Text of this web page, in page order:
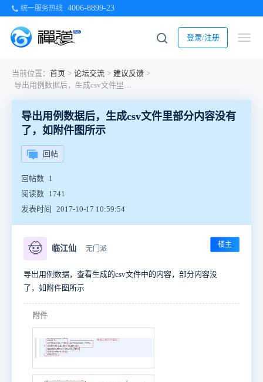
统一服务热线 4006-8899-23
登录/注册
当前位置： 首页 > 论坛交流 > 建议反馈 >
导出用例数据后，生成csv文件里部分内容没有了，如附件图所示
导出用例数据后，生成csv文件里部分内容没有
了，如附件图所示
回帖
回帖数 1
阅读数 1741
发表时间
2017-10-17 10:59:54
🤠 临江仙 无门派 楼主
导出用例数据，查看生成的csv文件中的内容，部分内容没
了，如附件图所示
附件